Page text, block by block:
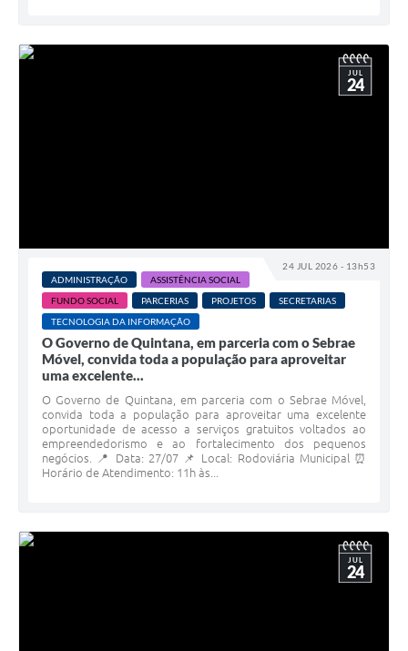
24 JUL 2026 - 13h53
JUL
24
ADMINISTRAÇÃO
ASSISTÊNCIA SOCIAL
FUNDO SOCIAL
PARCERIAS PROJETOS
SECRETARIAS
TECNOLOGIA DA INFORMAÇÃO
O Governo de Quintana, em parceria com o Sebrae
Móvel, convida toda a população para aproveitar
uma excelente...
O Governo de Quintana, em parceria com o Sebrae Móvel,
convida toda a população para aproveitar uma excelente
oportunidade de acesso a serviços gratuitos voltados ao
empreendedorismo e ao fortalecimento dos pequenos
negócios. 📍 Data: 27/07 📌 Local: Rodoviária Municipal ⏰
Horário de Atendimento: 11h às...
JUL
24